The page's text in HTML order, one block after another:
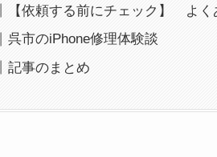
【依頼する前にチェック】 よく
呉市のiPhone修理体験談
記事のまとめ